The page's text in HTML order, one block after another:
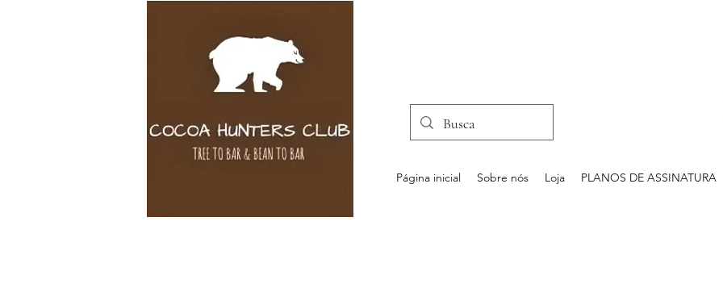
Página inicial Sobre nós Loja PLANOS DE ASSINATURA